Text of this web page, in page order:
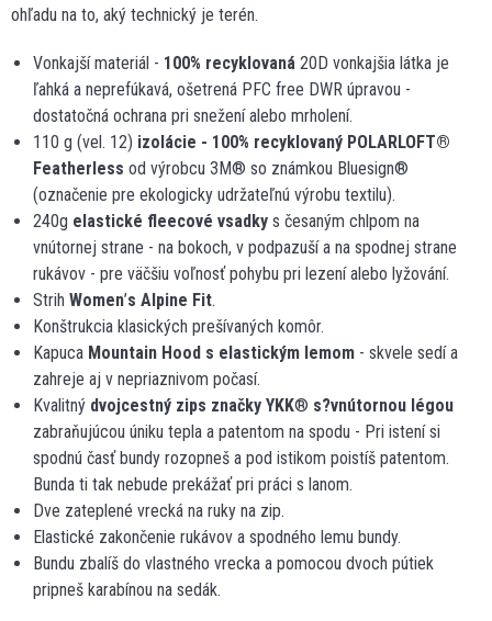
ohľadu na to, aký technický je terén.
Vonkajší materiál - 100% recyklovaná 20D vonkajšia látka je
ľahká a neprefúkavá, ošetrená PFC free DWR úpravou -
dostatočná ochrana pri snežení alebo mrholení.
110 g (vel. 12) izolácie - 100% recyklovaný POLARLOFT®
Featherless od výrobcu 3M® so známkou Bluesign®
(označenie pre ekologicky udržateľnú výrobu textilu).
240g elastické fleecové vsadky s česaným chlpom na
vnútornej strane - na bokoch, v podpazuší a na spodnej strane
rukávov - pre väčšiu voľnosť pohybu pri lezení alebo lyžování.
Strih Women’s Alpine Fit.
Konštrukcia klasických prešívaných komôr.
Kapuca Mountain Hood s elastickým lemom - skvele sedí a
zahreje aj v nepriaznivom počasí.
Kvalitný dvojcestný zips značky YKK® s?vnútornou légou
zabraňujúcou úniku tepla a patentom na spodu - Pri istení si
spodnú časť bundy rozopneš a pod istikom poistíš patentom.
Bunda ti tak nebude prekážať pri práci s lanom.
Dve zateplené vrecká na ruky na zip.
Elastické zakončenie rukávov a spodného lemu bundy.
Bundu zbalíš do vlastného vrecka a pomocou dvoch pútiek
pripneš karabínou na sedák.